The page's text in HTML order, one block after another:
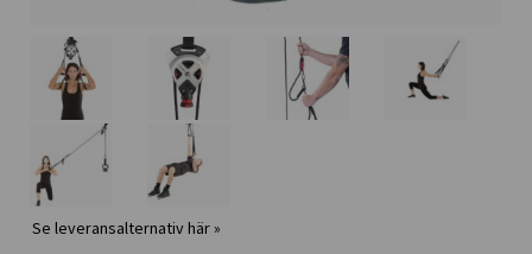
Se leveransalternativ här »